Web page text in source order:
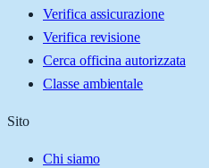
Verifica assicurazione
Verifica revisione
Cerca officina autorizzata
Classe ambientale
Sito
Chi siamo